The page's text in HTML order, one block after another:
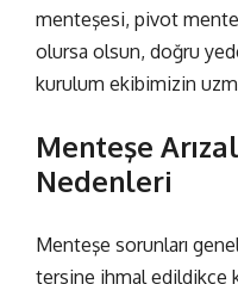
menteşesi, pivot
olursa olsun, doğru
kurulum ekibimizin
Menteşe
Nedenleri
Menteşe sorunları
tersine ihmal edildikçe